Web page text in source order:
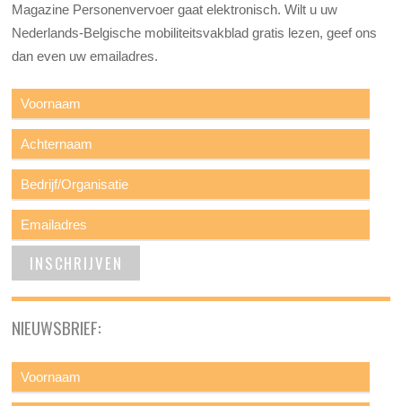
Magazine Personenvervoer gaat elektronisch. Wilt u uw
Nederlands-Belgische mobiliteitsvakblad gratis lezen, geef ons
dan even uw emailadres.
NIEUWSBRIEF: